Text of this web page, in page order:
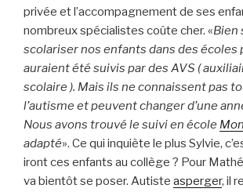
privée et l’accompagnement de ses
nombreux spécialistes coûte cher. «Bien
scolariser nos enfants dans des écoles
auraient été suivis par des AVS (
scolaire ). Mais ils ne connaissent pas
l’autisme et peuvent changer d’une
Nous avons trouvé le suivi en école
adapté». Ce qui inquiète le plus Sylvie,
iront ces enfants au collège ? Pour
va bientôt se poser. Autiste asperger, il